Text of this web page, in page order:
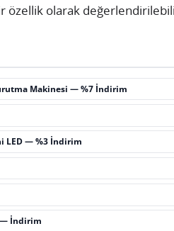
özellik olarak
Makinesi — %7 İndirim
LED — %3 İndirim
— İndirim